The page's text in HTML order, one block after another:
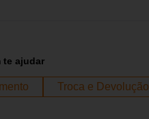
te ajudar
Troca e Devolução